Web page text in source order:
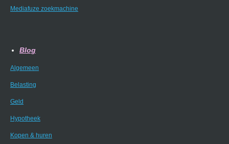
Mediafuze zoekmachine
Blog
Algemeen
Belasting
Geld
Hypotheek
Kopen & huren